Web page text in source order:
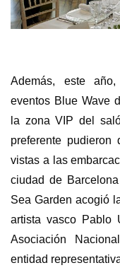
Además, este
eventos Blue Wave
la zona VIP del
preferente pudieron
vistas a las
ciudad de
Sea Garden acogió
artista vasco Pablo
Asociación
entidad